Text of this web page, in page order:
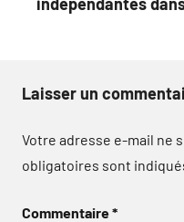
Laisser un
Votre adresse e-mail ne
obligatoires sont
Commentaire*